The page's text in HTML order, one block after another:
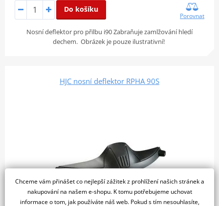
Do košíku
Porovnat
Nosní deflektor pro přilbu i90 Zabraňuje zamlžování hledí
dechem. Obrázek je pouze ilustrativní!
HJC nosní deflektor RPHA 90S
Chceme vám přinášet co nejlepší zážitek z prohlížení našich stránek a
nakupování na našem e-shopu. K tomu potřebujeme uchovat
informace o tom, jak používáte náš web. Pokud s tím nesouhlasíte,